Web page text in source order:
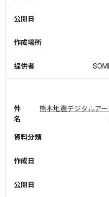
公開日
作成場所
提供者
件
名
熊本地震デジタルア
資料分類
作成日
公開日